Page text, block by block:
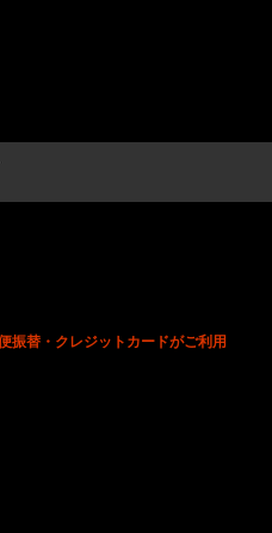
振替・クレジットカードがご利用